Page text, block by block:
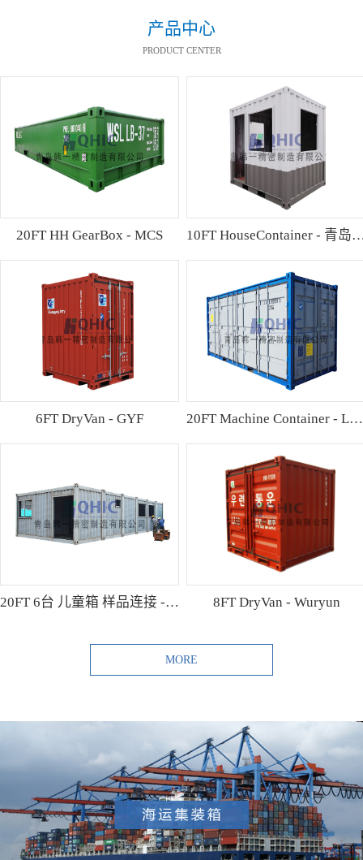
产品中心
PRODUCT CENTER
20FT HH GearBox - MCS 10FT
6FT DryVan - GYF 20FT Machine Container - Lamor
20FT 6台 儿童箱 样品连接 - Shibutani 8FT DryVan - Wuryun
MORE